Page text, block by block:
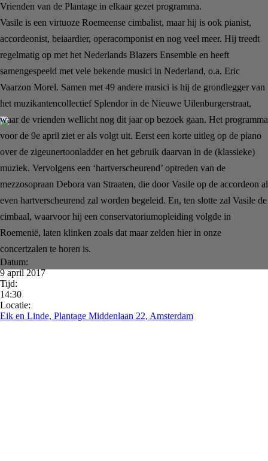
Vrienden van de Plantage in elkaar gezet programma.
Vasile is een virtuoze Roemeense cimbalist, maar hij is ook pianist,
accordeonist, beiaardier, operacomponist en nog veel meer. Hij treedt
regelmatig op met het Nederlands Blazers Ensemble en heeft
samengespeeld met vele bekende musici in Nederland, o.a. Eric
Vaarzon Morel. Samen met 49 andere musici is hij de grondlegger van
het muzikantencollectief Splendor in de Nieuwe Uilenburgerstraat,
waar de vrienden wellicht nog dit jaar op bezoek gaan. Het programma
voor de 9e april ziet er als volgt uit. Eerst een korte uitleg op de piano
over de zigeunertoonladder en het gebruik daarvan in de (klassieke)
muziek. Vervolgens een ‘hartverscheurend’ optreden van de
mezzosopraan Debora van Straaten, die door Vasile op de accordeon al
even hartverscheurend zal worden begeleid. En, ten slotte zal Vasile de
cimbaal, waarvoor hij een conservatoriumopleiding volgde in
Roemenië, laten klinken zoals dat maar zelden hier in onze
concertzalen te horen is.
Datum:
9 april 2017
Tijd:
14:30
Locatie:
Eik en Linde, Plantage Middenlaan 22, Amsterdam